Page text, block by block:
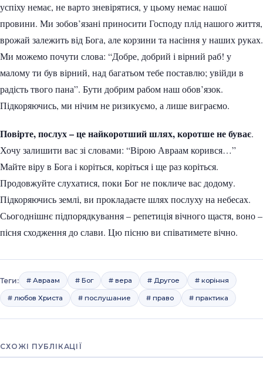
успіху немає, не варто зневірятися, у цьому немає нашої
провини. Ми зобов’язані приносити Господу плід нашого життя,
врожай залежить від Бога, але корзини та насіння у наших руках.
Ми можемо почути слова: “Добре, добрий і вірний раб! у
малому ти був вірний, над багатьом тебе поставлю; увійди в
радість твого пана”. Бути добрим рабом наш обов’язок.
Підкоряючись, ми нічим не ризикуємо, а лише виграємо.
Повірте, послух – це найкоротший шлях, коротше не буває.
Хочу залишити вас зі словами: “Вірою Авраам корився…”
Майте віру в Бога і коріться, коріться і ще раз коріться.
Продовжуйте слухатися, поки Бог не покличе вас додому.
Підкоряючись землі, ви прокладаєте шлях послуху на небесах.
Сьогоднішнє підпорядкування – репетиція вічного щастя, воно –
пісня сходження до слави. Цю пісню ви співатимете вічно.
Теги: # Авраам # Бог # вера # Другое # коріння
# любов Христа # послушание # право # практика
СХОЖІ ПУБЛІКАЦІЇ